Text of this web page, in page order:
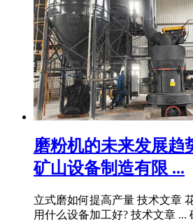
磨粉机的未来发展趋
矿山设备制造有限 ...
立式磨如何提高产量 技术文章
用什么设备加工好? 技术文章 ...